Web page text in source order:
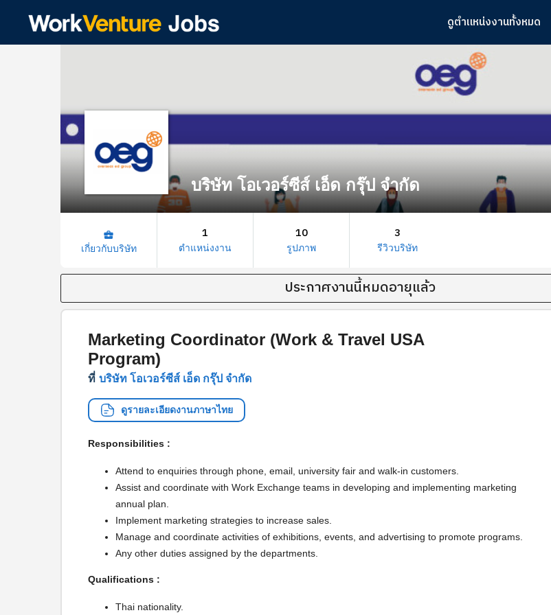
ดูตำแหน่งงานทั้งหมด
บริษัท โอเวอร์ซีส์ เอ็ด กรุ๊ป จํากัด
business_center
เกี่ยวกับบริษัท
1
ตำแหน่งงาน
10
รูปภาพ
3
รีวิวบริษัท
ประกาศงานนี้หมดอายุแล้ว
Marketing Coordinator (Work & Travel USA
Program)
ที่ บริษัท โอเวอร์ซีส์ เอ็ด กรุ๊ป จํากัด
ดูรายละเอียดงานภาษาไทย
Responsibilities :
Attend to enquiries through phone, email, university fair and walk-in customers.
Assist and coordinate with Work Exchange teams in developing and implementing marketing
annual plan.
Implement marketing strategies to increase sales.
Manage and coordinate activities of exhibitions, events, and advertising to promote programs.
Any other duties assigned by the departments.
Qualifications :
Thai nationality.